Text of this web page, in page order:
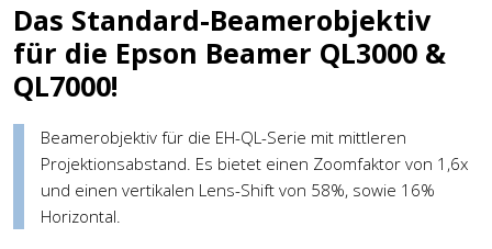
Das Standard-Beamerobjektiv
für die Epson Beamer QL3000 &
QL7000!
Beamerobjektiv für die EH-QL-Serie mit mittleren
Projektionsabstand. Es bietet einen Zoomfaktor von 1,6x
und einen vertikalen Lens-Shift von 58%, sowie 16%
Horizontal.